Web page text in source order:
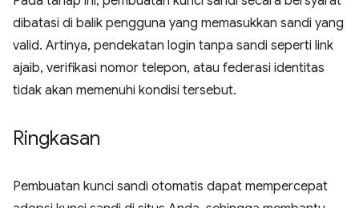
dibatasi di balik pengguna yang memasukkan sandi yang
valid. Artinya, pendekatan login tanpa sandi seperti link
ajaib, verifikasi nomor telepon, atau federasi identitas
tidak akan memenuhi kondisi tersebut.
Ringkasan
Pembuatan kunci sandi otomatis dapat mempercepat